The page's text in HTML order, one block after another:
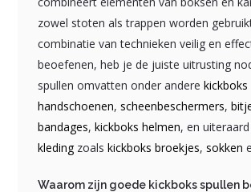
zowel stoten als trappen worden
combinatie van technieken veilig en
beoefenen, heb je de juiste uitrusting
spullen omvatten onder anderekickboks
handschoenen,scheenbeschermers,
bandages,kickboks helmen, en
kledingzoalskickboks broekjes,sokken
Waarom zijn goede kickboks spullen